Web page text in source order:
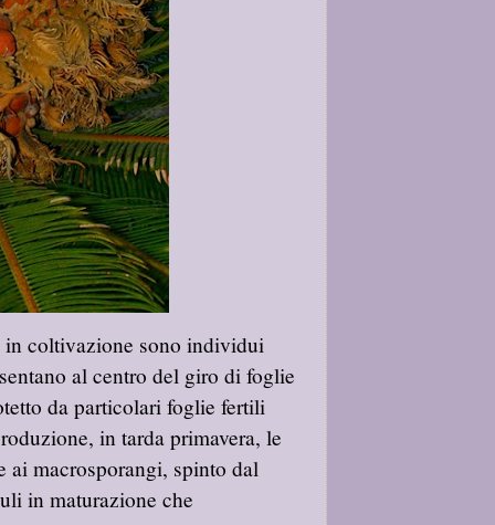
in coltivazione sono individui
al centro del giro di foglie
da particolari foglie fertili
in tarda primavera, le
ai macrosporangi, spinto dal
in maturazione che